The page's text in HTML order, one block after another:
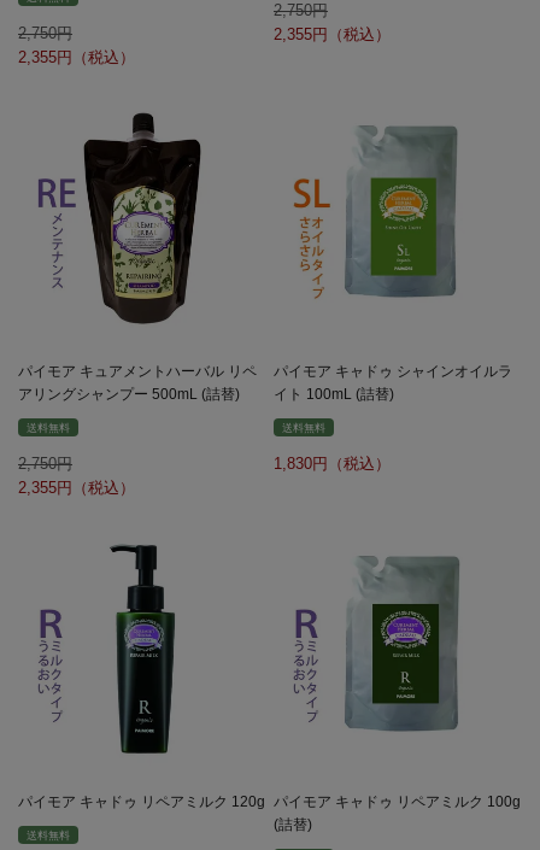
2,750
2,355
2,750
2,355
パイモア キュアメントハーバル リペ
アリングシャンプー 500mL (詰替)
送料無料
2,750
2,355
パイモア キャドゥ シャインオイルラ
イト 100mL (詰替)
送料無料
1,830
パイモア キャドゥ リペアミルク 120g
送料無料
パイモア キャドゥ リペアミルク 100g
(詰替)